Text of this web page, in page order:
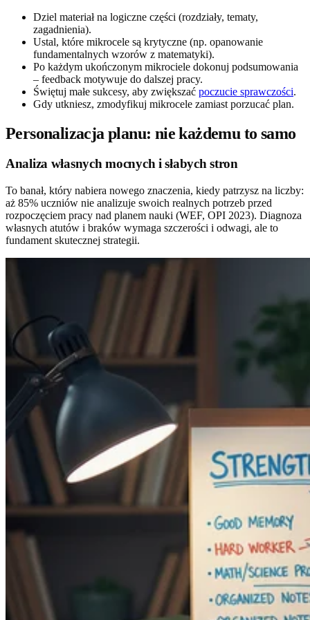
Dziel materiał na logiczne części (rozdziały, tematy,
zagadnienia).
Ustal, które mikrocele są krytyczne (np. opanowanie
fundamentalnych wzorów z matematyki).
Po każdym ukończonym mikrociele dokonuj podsumowania
– feedback motywuje do dalszej pracy.
Świętuj małe sukcesy, aby zwiększać poczucie sprawczości.
Gdy utkniesz, zmodyfikuj mikrocele zamiast porzucać plan.
Personalizacja planu: nie każdemu to samo
Analiza własnych mocnych i słabych stron
To banał, który nabiera nowego znaczenia, kiedy patrzysz na liczby:
aż 85% uczniów nie analizuje swoich realnych potrzeb przed
rozpoczęciem pracy nad planem nauki (WEF, OPI 2023). Diagnoza
własnych atutów i braków wymaga szczerości i odwagi, ale to
fundament skutecznej strategii.